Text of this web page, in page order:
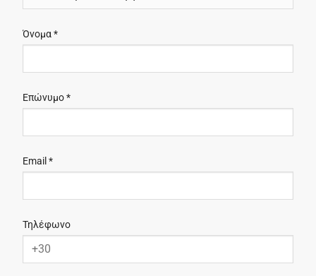
Όνομα *
Επώνυμο *
Email *
Τηλέφωνο